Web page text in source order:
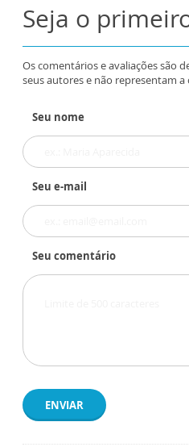
Seja o
Os comentários e avaliações são
seus autores e não representam
Seu nome
Seu e-mail
Seu comentário
ENVIAR